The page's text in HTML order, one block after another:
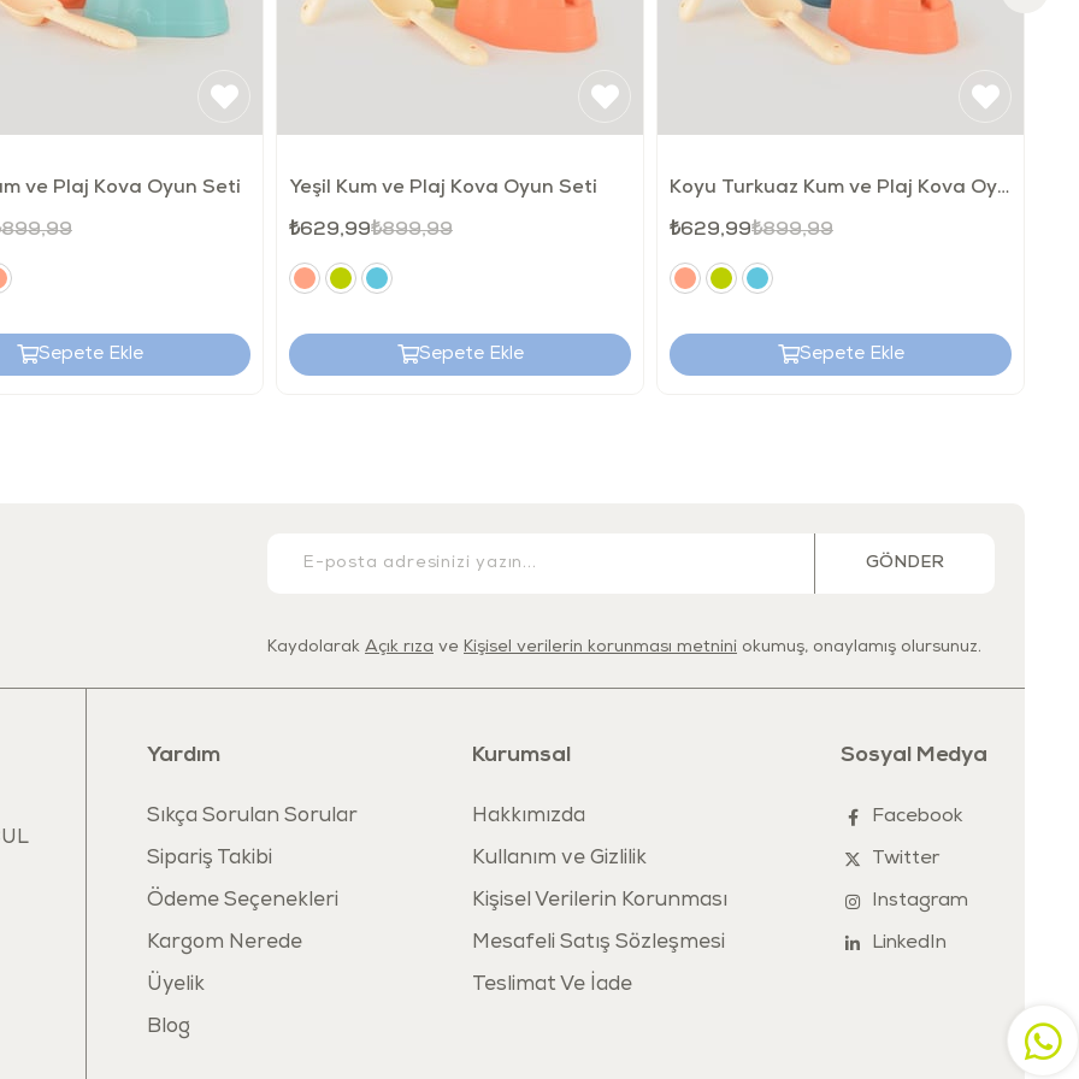
ve Plaj Kova Oyun Seti
Sepete Ekle
Yeşil Kum ve Plaj Kova Oyun Seti
₺629,99₺899,99
Sepete Ekle
Koyu Turkuaz Kum ve Plaj Kova Oyun Seti
₺629,99₺899,99
Sepete Ekle
GÖNDER
Kaydolarak Açık rıza ve Kişisel verilerin korunması metnini okumuş, onaylamış olursunuz.
Yardım
Sıkça Sorulan Sorular
Sipariş Takibi
Ödeme Seçenekleri
Kargom Nerede
Üyelik
Blog
Kurumsal
Hakkımızda
Kullanım ve Gizlilik
Kişisel Verilerin Korunması
Mesafeli Satış Sözleşmesi
Teslimat Ve İade
Sosyal Medya
Facebook
Twitter
Instagram
LinkedIn